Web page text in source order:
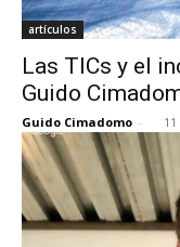
artículos
Las TICs y el
Guido
Guido Cimadomo -